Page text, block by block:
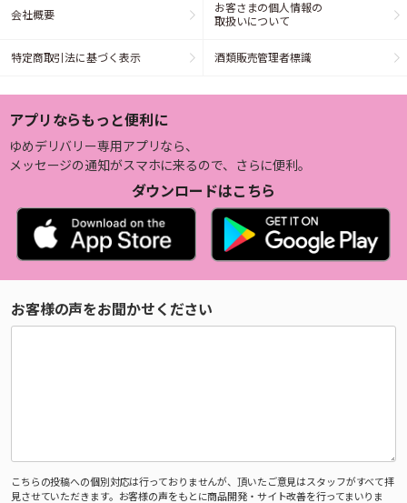
会社概要
お客さまの個人情報の
取扱いについて
特定商取引法に基づく表示 酒類販売管理者標識
アプリならもっと便利に
ゆめデリバリー専用アプリなら、
メッセージの通知がスマホに来るので、さらに便利。
ダウンロードはこちら
お客様の声をお聞かせください
こちらの投稿への個別対応は行っておりませんが、頂いたご意見はスタッフがすべて拝
見させていただきます。お客様の声をもとに商品開発・サイト改善を行ってまいりま